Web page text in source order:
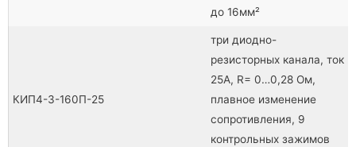
до 16мм²
КИП4-3-160П-25
три диодно-
резисторных канала, ток
25А, R= 0…0,28 Ом,
плавное изменение
сопротивления, 9
контрольных зажимов